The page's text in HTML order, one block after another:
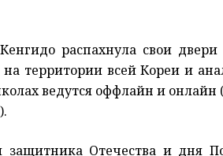
распахнула свои двери
территории всей Кореи и
ведутся оффлайн и онлайн
защитника Отечества и дня